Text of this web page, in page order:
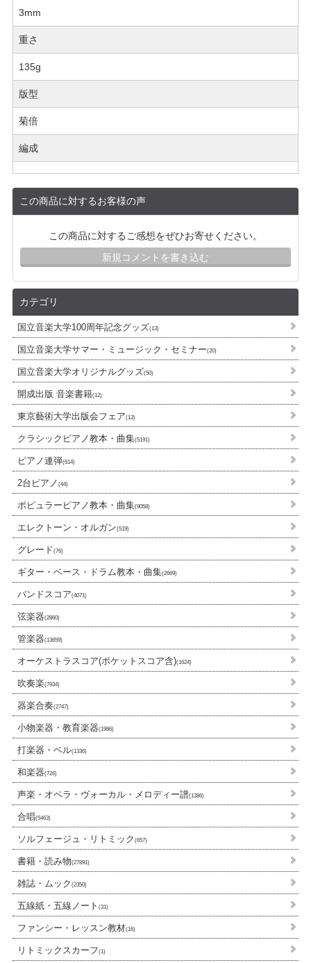
カテゴリ
国立音楽大学100周年記念グッズ(13)
国立音楽大学サマー・ミュージック・セミナー(20)
国立音楽大学オリジナルグッズ(50)
開成出版 音楽書籍(12)
東京藝術大学出版会フェア(13)
クラシックピアノ教本・曲集(5191)
ピアノ連弾(614)
2台ピアノ (44)
ポピュラーピアノ教本・曲集(9058)
エレクトーン・オルガン(519)
グレード(76)
ギター・ベース・ドラム教本・曲集(2669)
バンドスコア(4071)
弦楽器(2860)
管楽器(13659)
オーケストラスコア(ポケットスコア含)(1624)
吹奏楽(7934)
器楽合奏(2747)
小物楽器・教育楽器(1986)
打楽器・ベル(1336)
和楽器(726)
声楽・オペラ・ヴォーカル・メロディー譜(1386)
合唱(5463)
ソルフェージュ・リトミック (657)
書籍・読み物(27891)
雑誌・ムック (2350)
五線紙・五線ノート (31)
ファンシー・レッスン教材(16)
リトミックスカーフ(1)
3mm
重さ
135g
版型
菊倍
編成
この商品に対するお客様の声
この商品に対するご感想をぜひお寄せください。
新規コメントを書き込む